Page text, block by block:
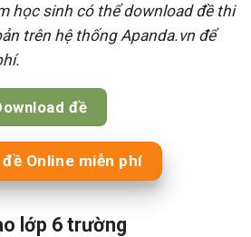
học sinh có thể download đề thi
trên hệ thống Apanda.vn để
đề
Online miễn phí
lớp 6 trường